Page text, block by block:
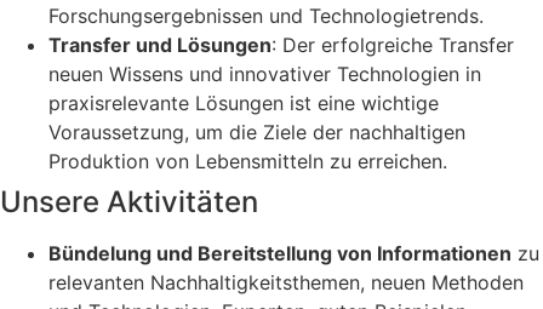
Forschungsergebnissen und Technologietrends.
Transfer und Lösungen: Der erfolgreiche Transfer
neuen Wissens und innovativer Technologien in
praxisrelevante Lösungen ist eine wichtige
Voraussetzung, um die Ziele der nachhaltigen
Produktion von Lebensmitteln zu erreichen.
Unsere Aktivitäten
Bündelung und Bereitstellung von Informationen zu
relevanten Nachhaltigkeitsthemen, neuen Methoden